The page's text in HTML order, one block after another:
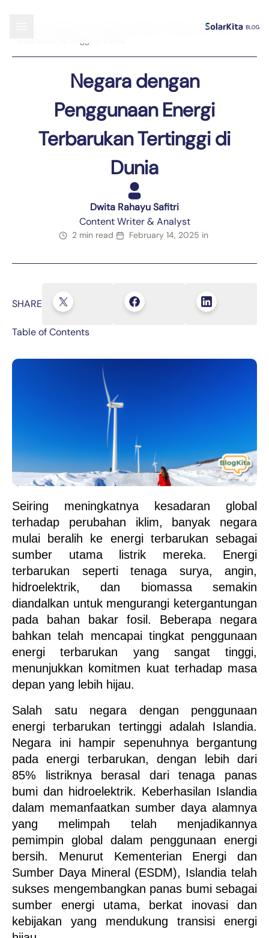
Negara dengan Penggunaan Energi
Negara dengan
Penggunaan Energi
Terbarukan Tertinggi di
Dunia
Dwita Rahayu Safitri
Content Writer & Analyst
2 min read February 14, 2025 in
SHARE
Table of Contents
Seiring meningkatnya kesadaran global
terhadap perubahan iklim, banyak negara
mulai beralih ke energi terbarukan sebagai
sumber utama listrik mereka. Energi
terbarukan seperti tenaga surya, angin,
hidroelektrik, dan biomassa semakin
diandalkan untuk mengurangi ketergantungan
pada bahan bakar fosil. Beberapa negara
bahkan telah mencapai tingkat penggunaan
energi terbarukan yang sangat tinggi,
menunjukkan komitmen kuat terhadap masa
depan yang lebih hijau.
Salah satu negara dengan penggunaan
energi terbarukan tertinggi adalah Islandia.
Negara ini hampir sepenuhnya bergantung
pada energi terbarukan, dengan lebih dari
85% listriknya berasal dari tenaga panas
bumi dan hidroelektrik. Keberhasilan Islandia
dalam memanfaatkan sumber daya alamnya
yang melimpah telah menjadikannya
pemimpin global dalam penggunaan energi
bersih. Menurut Kementerian Energi dan
Sumber Daya Mineral (ESDM), Islandia telah
sukses mengembangkan panas bumi sebagai
sumber energi utama, berkat inovasi dan
kebijakan yang mendukung transisi energi